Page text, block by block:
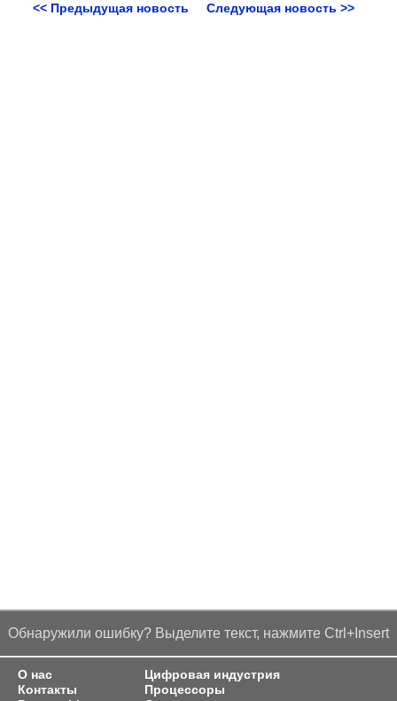
<< Предыдущая новость Следующая новость >>
Обнаружили ошибку? Выделите текст, нажмите Ctrl+Insert
О нас
Контакты
Цифровая индустрия
Процессоры